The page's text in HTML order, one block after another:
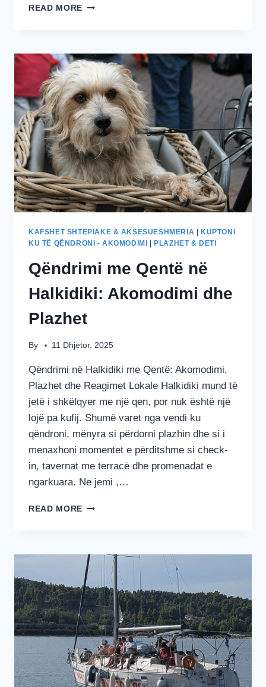
READ MORE KU
NË
2026:
ZONAT
MË
TË
MIRA
PËR
FAMILJET,
ÇIFTET
DHE
MIQTË
KAFSHËT SHTËPIAKE & AKSESUESHMËRIA |KUPTONI
KU TË QËNDRONI - AKOMODIMI |PLAZHET & DETI
Qëndrimi me Qentë në
Halkidiki: Akomodimi dhe
Plazhet
By 11 Dhjetor, 2025
Qëndrimi në Halkidiki me Qentë: Akomodimi,
Plazhet dhe Reagimet Lokale Halkidiki mund të
jetë i shkëlqyer me një qen, por nuk është një
lojë pa kufij. Shumë varet nga vendi ku
qëndroni, mënyra si përdorni plazhin dhe si i
menaxhoni momentet e përditshme si check-
in, tavernat me terracë dhe promenadat e
ngarkuara. Ne jemi ,…
READ MORE QËNDRIMI
HALKIDIKI:
AKOMODIMI
DHE
PLAZHET